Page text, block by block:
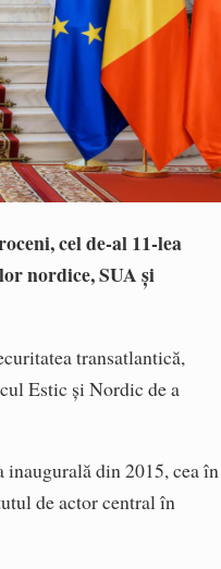
cel de-al 11-lea
nordice, SUA și
transatlantică,
Estic și Nordic de a
inaugurală din 2015, cea în
de actor central în